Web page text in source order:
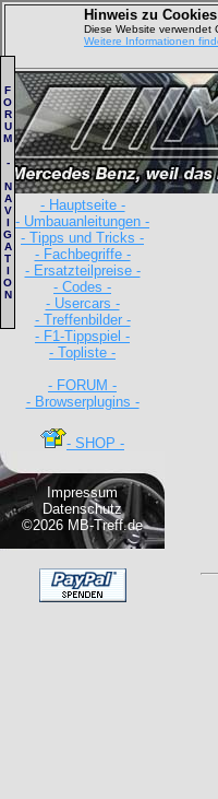
Hinweis zu Cookies
Diese Website verwendet
Weitere Informationen
- Hauptseite -
- Umbauanleitungen -
- Tipps und Tricks -
- Fachbegriffe -
- Ersatzteilpreise -
- Codes -
- Usercars -
- Treffenbilder -
- F1-Tippspiel -
- Topliste -
- FORUM -
- Browserplugins -
- SHOP -
Impressum
Datenschutz
©2026 MB-Treff.de
F
O
R
U
M
-
N
A
V
I
G
A
T
I
O
N